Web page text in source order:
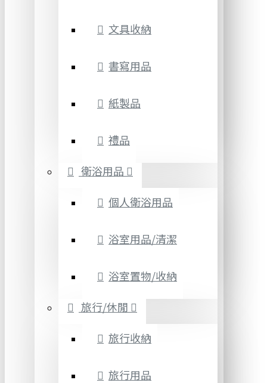
文具收納
書寫用品
紙製品
禮品
衛浴用品
個人衛浴用品
浴室用品/清潔
浴室置物/收納
旅行/休閒
旅行收納
旅行用品